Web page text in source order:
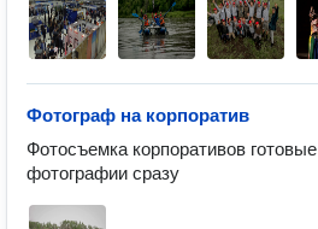
Фотограф на корпоратив
Фотосъемка корпоративов готовые
фотографии сразу